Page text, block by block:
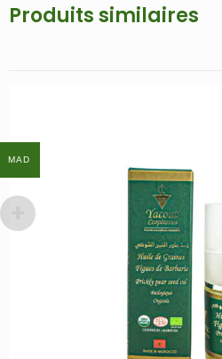
Produits similaires
MAD
MAD